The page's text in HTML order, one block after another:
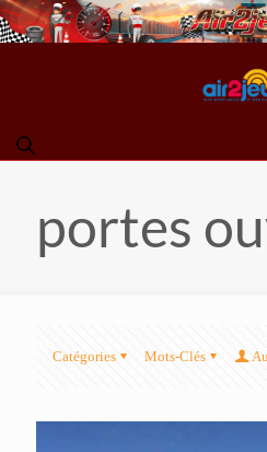
portes
Catégories Mots-Clés